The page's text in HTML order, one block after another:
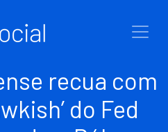
recua com
do Fed